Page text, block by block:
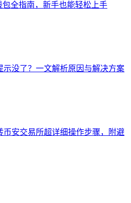
全指南，新手也能轻松上手
示没了？一文解析原因与解决方案
币安交易所超详细操作步骤，附避